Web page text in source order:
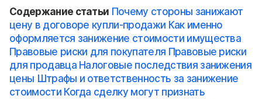
Содержание статьи Почему стороны занижают
цену в договоре купли-продажи Как именно
оформляется занижение стоимости имущества
Правовые риски для покупателя Правовые риски
для продавца Налоговые последствия занижения
цены Штрафы и ответственность за занижение
стоимости Когда сделку могут признать